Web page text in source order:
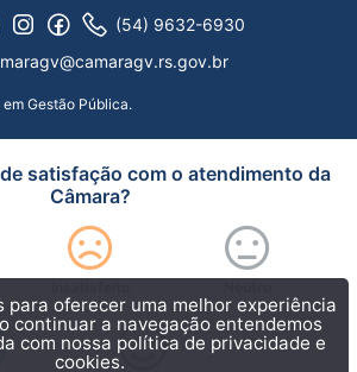
(54) 9632-6930
Gestão Pública.
para oferecer uma melhor experiência
continuar a navegação entendemos
com nossa política de privacidade e
cookies.
satisfação com o atendimento da
Câmara?